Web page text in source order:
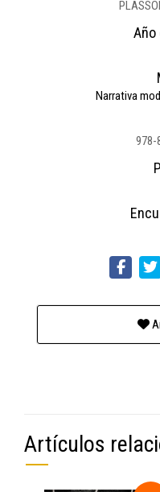
Año
Narrativa
978-
Artículos